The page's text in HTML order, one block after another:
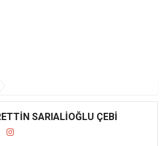
SARIALİOĞLU ÇEBİ